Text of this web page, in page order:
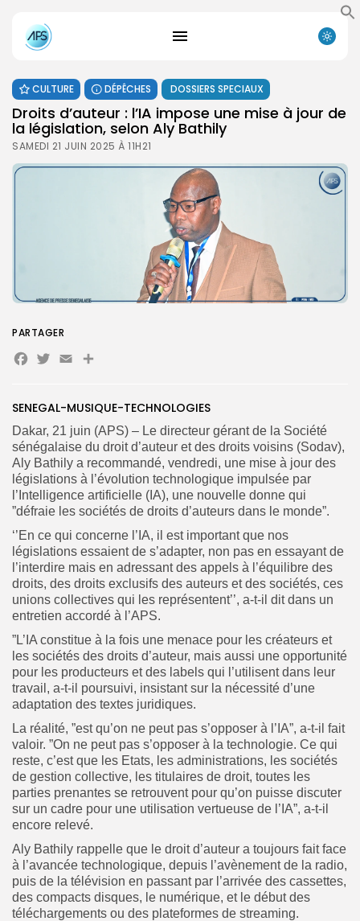
Search
for:
Search
Button
FR
CULTURE DÉPÊCHES DOSSIERS SPECIAUX
Droits d’auteur : l’IA impose une mise à jour de
la législation, selon Aly Bathily
SAMEDI 21 JUIN 2025 À 11H21
SENEGAL-MUSIQUE-TECHNOLOGIES
Dakar, 21 juin (APS) – Le directeur gérant de la Société
sénégalaise du droit d’auteur et des droits voisins (Sodav),
Aly Bathily a recommandé, vendredi, une mise à jour des
législations à l’évolution technologique impulsée par
l’Intelligence artificielle (IA), une nouvelle donne qui
”défraie les sociétés de droits d’auteurs dans le monde”.
‘’En ce qui concerne l’IA, il est important que nos
législations essaient de s’adapter, non pas en essayant de
l’interdire mais en adressant des appels à l’équilibre des
droits, des droits exclusifs des auteurs et des sociétés, ces
unions collectives qui les représentent’’, a-t-il dit dans un
entretien accordé à l’APS.
”L’IA constitue à la fois une menace pour les créateurs et
les sociétés des droits d’auteur, mais aussi une opportunité
pour les producteurs et des labels qui l’utilisent dans leur
travail, a-t-il poursuivi, insistant sur la nécessité d’une
adaptation des textes juridiques.
La réalité, ”est qu’on ne peut pas s’opposer à l’IA”, a-t-il fait
valoir. ”On ne peut pas s’opposer à la technologie. Ce qui
reste, c’est que les Etats, les administrations, les sociétés
de gestion collective, les titulaires de droit, toutes les
parties prenantes se retrouvent pour qu’on puisse discuter
sur un cadre pour une utilisation vertueuse de l’IA”, a-t-il
encore relevé.
Aly Bathily rappelle que le droit d’auteur a toujours fait face
à l’avancée technologique, depuis l’avènement de la radio,
puis de la télévision en passant par l’arrivée des cassettes,
des compacts disques, le numérique, et le début des
téléchargements ou des plateformes de streaming.
PARTAGER
Facebook
Twitter
EmailPartager